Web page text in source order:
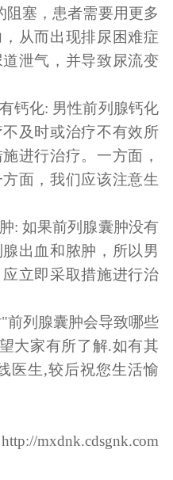
塞，患者需要用更多
从而出现排尿困难症
泄气，并导致尿流变
化: 男性前列腺钙化
及时或治疗不有效所
进行治疗。一方面，
面，我们应该注意生
如果前列腺囊肿没有
出血和脓肿，所以男
立即采取措施进行治
列腺囊肿会导致哪些
大家有所了解.如有其
医生,较后祝您生活愉
mxdnk.cdsgnk.com